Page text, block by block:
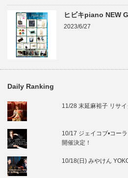
ヒビキpiano NEW
2023/6/27
Daily Ranking
11/28 末延麻裕子 リサ
10/17 ジェイコブ•コー
開催決定！
10/18(日) みやけん